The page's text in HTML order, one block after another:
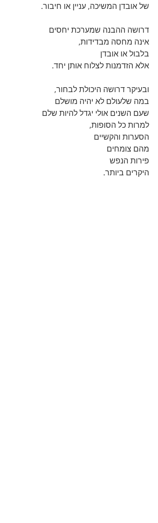
של אובדן המשיכה, עניין או חיבור.
דרושה ההבנה שמערכת יחסים
אינה מחסה מבדידות,
בלבול או אובדן
אלא הזדמנות לצלוח אותן יחד.
ובעיקר דרושה היכולת לבחור,
במה שלעולם לא יהיה מושלם
שעם השנים אולי יגדל להיות שלם
למרות כל הסופות,
הסערות והקשיים
מהם צומחים
פירות הנפש
היקרים ביותר.